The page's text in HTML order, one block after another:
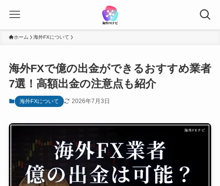
ホーム 海外FXについて
海外FXで億の出金ができるおすすめ業者
7選！高額出金の注意点も紹介
海外FXについて 2026年7月3日